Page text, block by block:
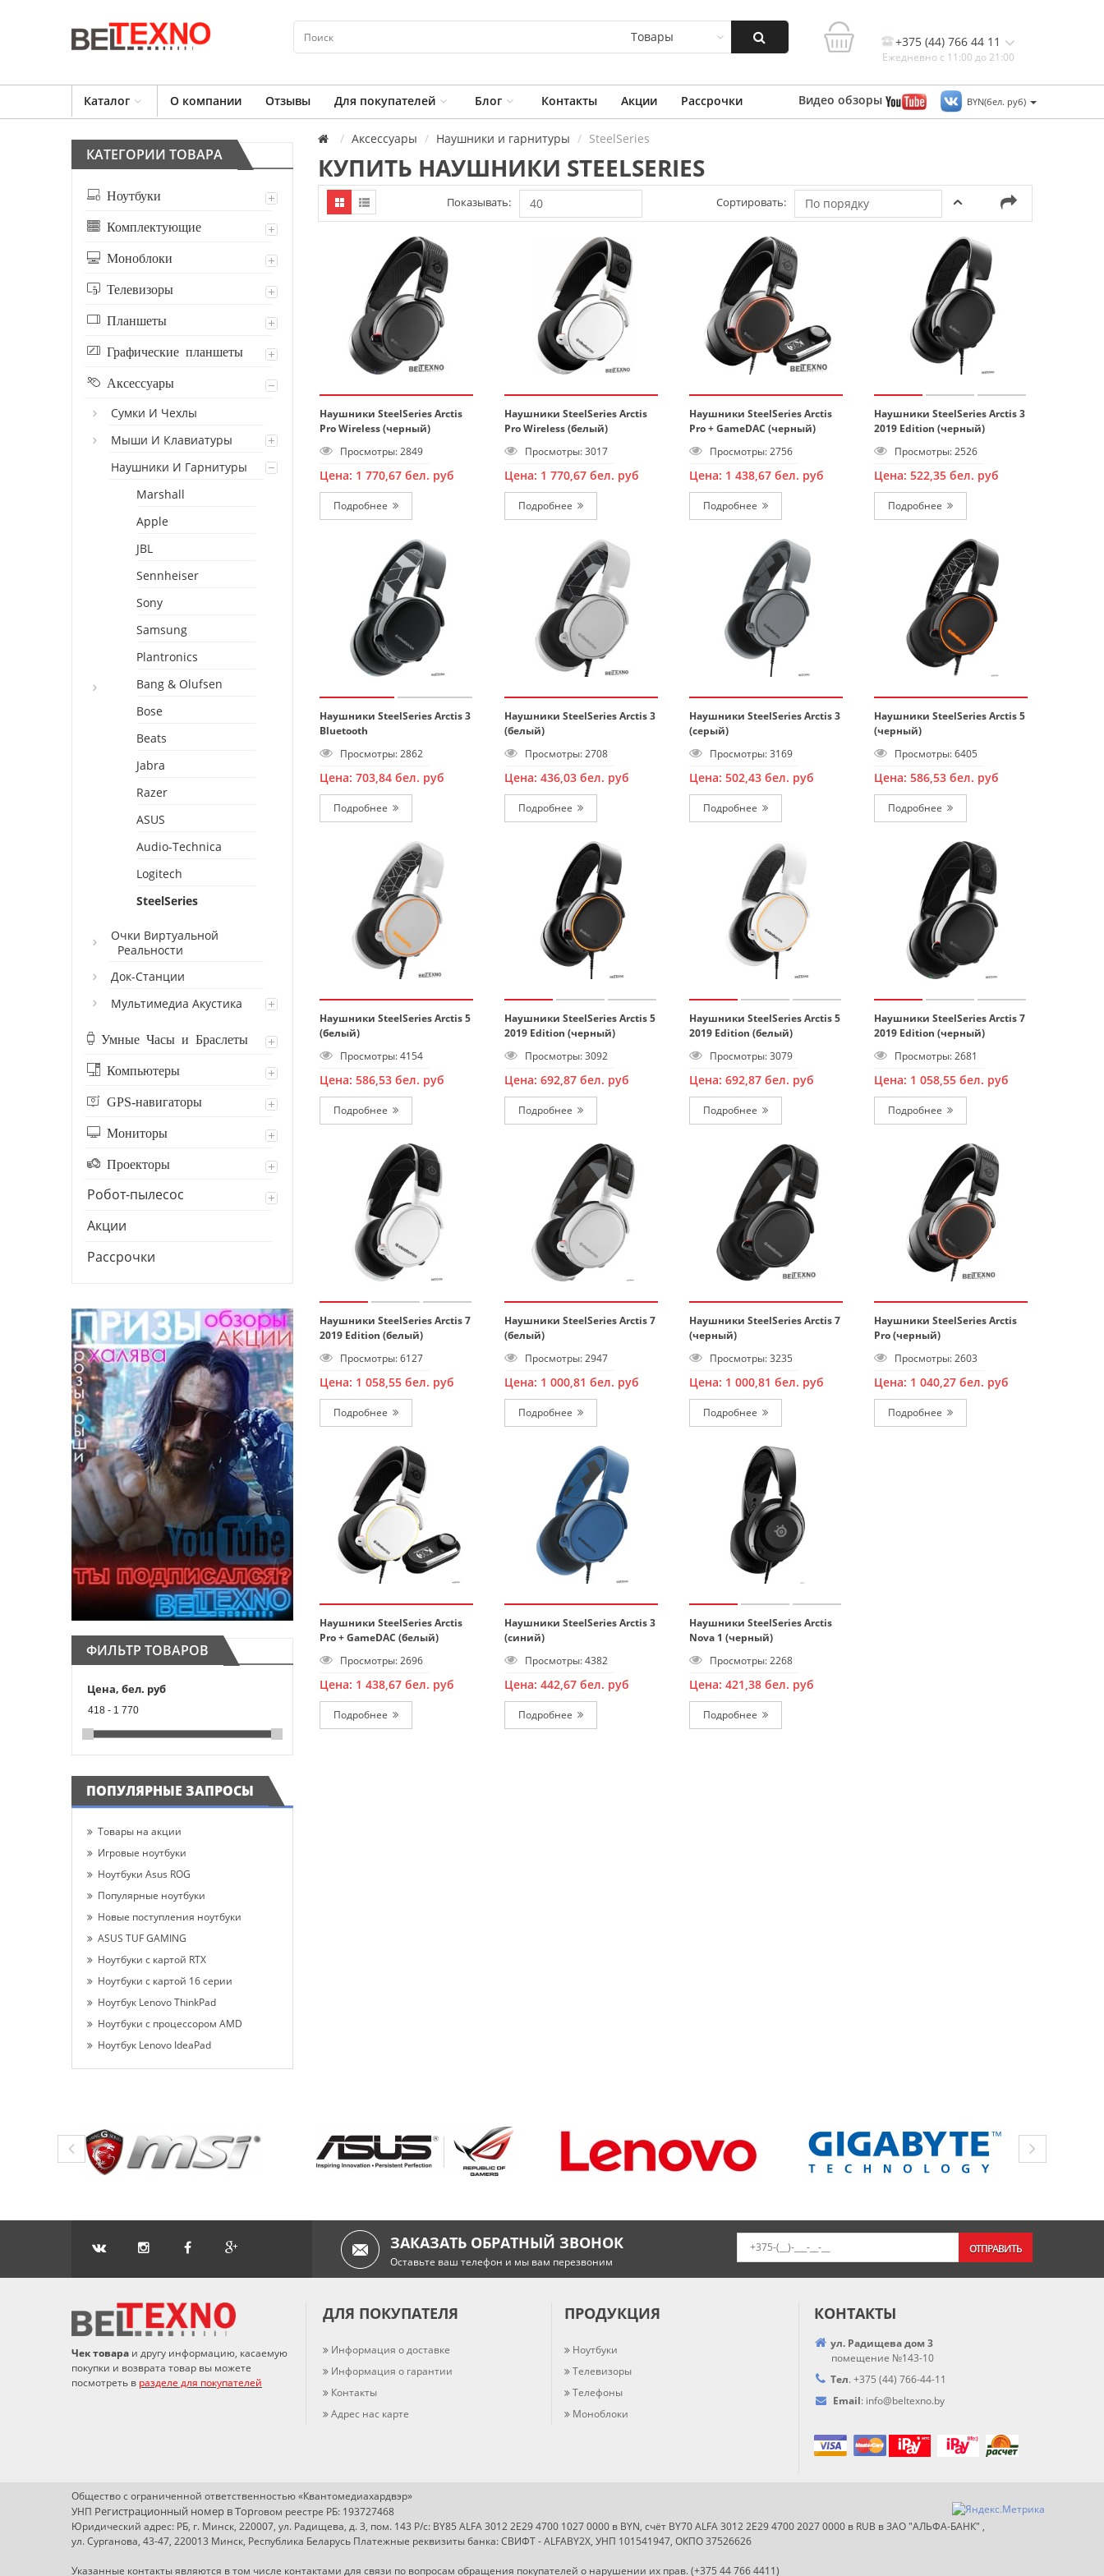
Товары +375 (44) 766 44 11
Ежедневно с 11:00 до 21:00
Каталог О компании Отзывы Для покупателей Блог Контакты Акции Рассрочки Видео обзоры BYN(бел. руб)
КАТЕГОРИИ ТОВАРА
Ноутбуки
Комплектующие
Моноблоки
Телевизоры
Планшеты
Графические планшеты
Аксессуары
Сумки И Чехлы
Мыши И Клавиатуры
Наушники И Гарнитуры
Marshall
Apple
JBL
Sennheiser
Sony
Samsung
Plantronics
Bang & Olufsen
Bose
Beats
Jabra
Razer
ASUS
Audio-Technica
Logitech
SteelSeries
Реальности
Док-Станции
Мультимедиа Акустика
Умные Часы и Браслеты
Компьютеры
GPS-навигаторы
Мониторы
Проекторы
Робот-пылесос
Акции
Рассрочки
ФИЛЬТР ТОВАРОВ
Цена, бел. руб
418 - 1 770
ПОПУЛЯРНЫЕ ЗАПРОСЫ
Товары на акции
Игровые ноутбуки
Ноутбуки Asus ROG
Популярные ноутбуки
Новые поступления ноутбуки
ASUS TUF GAMING
Ноутбуки с картой RTX
Ноутбуки с картой 16 серии
Ноутбук Lenovo ThinkPad
Ноутбуки с процессором AMD
Ноутбук Lenovo IdeaPad
Аксессуары Наушники и гарнитуры SteelSeries
КУПИТЬ НАУШНИКИ STEELSERIES
Показывать: 40 По порядку
Сортировать:
Наушники SteelSeries Arctis
Pro Wireless (черный)
Просмотры: 2849
Цена: 1 770,67 бел. руб
Подробнее
Наушники SteelSeries Arctis
Pro Wireless (белый)
Просмотры: 3017
Цена: 1 770,67 бел. руб
Подробнее
Наушники SteelSeries Arctis
Pro + GameDAC (черный)
Просмотры: 2756
Цена: 1 438,67 бел. руб
Подробнее
Наушники SteelSeries Arctis 3
2019 Edition (черный)
Просмотры: 2526
Цена: 522,35 бел. руб
Подробнее
Наушники SteelSeries Arctis 3
Bluetooth
Просмотры: 2862
Цена: 703,84 бел. руб
Подробнее
Наушники SteelSeries Arctis 3
(белый)
Просмотры: 2708
Цена: 436,03 бел. руб
Подробнее
Наушники SteelSeries Arctis 3
(серый)
Просмотры: 3169
Цена: 502,43 бел. руб
Подробнее
Наушники SteelSeries Arctis 5
(черный)
Просмотры: 6405
Цена: 586,53 бел. руб
Подробнее
Наушники SteelSeries Arctis 5
(белый)
Просмотры: 4154
Цена: 586,53 бел. руб
Подробнее
Наушники SteelSeries Arctis 5
2019 Edition (черный)
Просмотры: 3092
Цена: 692,87 бел. руб
Подробнее
Наушники SteelSeries Arctis 5
2019 Edition (белый)
Просмотры: 3079
Цена: 692,87 бел. руб
Подробнее
Наушники SteelSeries Arctis 7
2019 Edition (черный)
Просмотры: 2681
Цена: 1 058,55 бел. руб
Подробнее
Наушники SteelSeries Arctis 7
2019 Edition (белый)
Просмотры: 6127
Цена: 1 058,55 бел. руб
Подробнее
Наушники SteelSeries Arctis 7
(белый)
Просмотры: 2947
Цена: 1 000,81 бел. руб
Подробнее
Наушники SteelSeries Arctis 7
(черный)
Просмотры: 3235
Цена: 1 000,81 бел. руб
Подробнее
Наушники SteelSeries Arctis
Pro (черный)
Просмотры: 2603
Цена: 1 040,27 бел. руб
Подробнее
Наушники SteelSeries Arctis
Pro + GameDAC (белый)
Просмотры: 2696
Цена: 1 438,67 бел. руб
Подробнее
Наушники SteelSeries Arctis 3
(синий)
Просмотры: 4382
Цена: 442,67 бел. руб
Подробнее
Наушники SteelSeries Arctis
Nova 1 (черный)
Просмотры: 2268
Цена: 421,38 бел. руб
Подробнее
ЗАКАЗАТЬ ОБРАТНЫЙ ЗВОНОК
Оставьте ваш телефон и мы вам перезвоним
ОТПРАВИТЬ
Чек товара и другу информацию, касаемую
покупки и возврата товар вы можете
посмотреть в разделе для покупателей
ДЛЯ ПОКУПАТЕЛЯ
Информация о доставке
Информация о гарантии
Контакты
Адрес нас карте
ПРОДУКЦИЯ
Ноутбуки
Телевизоры
Телефоны
Моноблоки
КОНТАКТЫ
ул. Радищева дом 3
помещение №143-10
Тел. +375 (44) 766-44-11
Email: info@beltexno.by
Общество с ограниченной ответственностью «Квантомедиахардвэр»
УНП Регистрационный номер в Торговом реестре РБ: 193727468
Юридический адрес: РБ, г. Минск, 220007, ул. Радищева, д. 3, пом. 143 Р/с: BY85 ALFA 3012 2E29 4700 1027 0000 в BYN, счёт BY70 ALFA 3012 2E29 4700 2027 0000 в RUB в ЗАО "АЛЬФА-БАНК" ,
ул. Сурганова, 43-47, 220013 Минск, Республика Беларусь Платежные реквизиты банка: СВИФТ - ALFABY2X, УНП 101541947, ОКПО 37526626
Указанные контакты являются в том числе контактами для связи по вопросам обращения покупателей о нарушении их прав. (+375 44 766 4411)